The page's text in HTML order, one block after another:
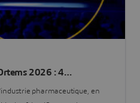
2026 : 4
d’une
pharmaceutique, en